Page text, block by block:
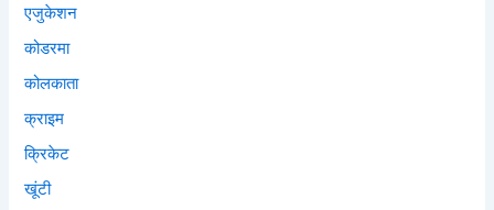
एजुकेशन
कोडरमा
कोलकाता
क्राइम
क्रिकेट
खूंटी